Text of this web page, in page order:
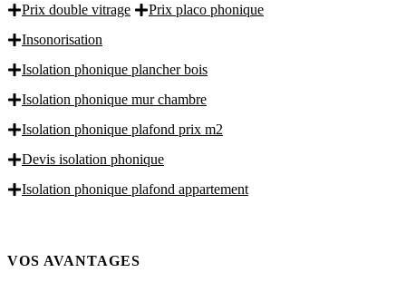
Prix double vitrage
Prix placo phonique
Insonorisation
Isolation phonique plancher bois
Isolation phonique mur chambre
Isolation phonique plafond prix m2
Devis isolation phonique
Isolation phonique plafond appartement
VOS AVANTAGES